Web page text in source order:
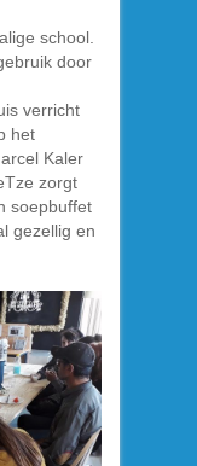
school.
door
verricht
het
Kaler
zorgt
soepbuffet
gezellig en